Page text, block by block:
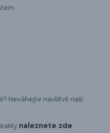
Neváhejte navšítvit naší
naleznete zde